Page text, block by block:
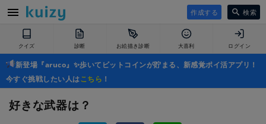
作成する 検索
クイズ 診断 お絵描き診断 大喜利 ログイン
新登場『aruco』✨歩いてビットコインが貯まる、新感覚ポイ活アプリ！
今すぐ挑戦したい人はこちら ！
好きな武器は？